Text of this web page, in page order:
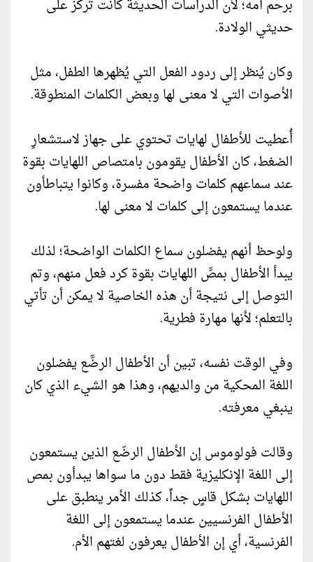
برحم أمه؛ لأن الدراسات الحديثة كانت تركز على
حديثي الولادة.
وكان يُنظر إلى ردود الفعل التي يُظهرها الطفل، مثل
الأصوات التي لا معنى لها وبعض الكلمات المنطوقة.
أُعطيت للأطفال لهايات تحتوي على جهاز لاستشعارِ
الضغط، كان الأطفال يقومون بامتصاص اللهايات بقوة
عند سماعهم كلمات واضحة مفسرة، وكانوا يتباطأون
عندما يستمعون إلى كلمات لا معنى لها.
ولوحظ أنهم يفضلون سماع الكلمات الواضحة؛ لذلك
يبدأ الأطفال بمصِّ اللهايات بقوة كرد فعل منهم، وتم
التوصل إلى نتيجة أن هذه الخاصية لا يمكن أن تأتي
بالتعلم؛ لأنها مهارة فطرية.
وفي الوقت نفسه، تبين أن الأطفال الرضَّع يفضلون
اللغة المحكية من والديهم، وهذا هو الشيء الذي كان
ينبغي معرفته.
وقالت فولوموس إن الأطفال الرضّع الذين يستمعون
إلى اللغة الإنكليزية فقط دون ما سواها يبدأون بمص
اللهايات بشكل قاسٍ جداً، كذلك الأمر ينطبق على
الأطفال الفرنسيين عندما يستمعون إلى اللغة
الفرنسية، أي إن الأطفال يعرفون لغتهم الأم.